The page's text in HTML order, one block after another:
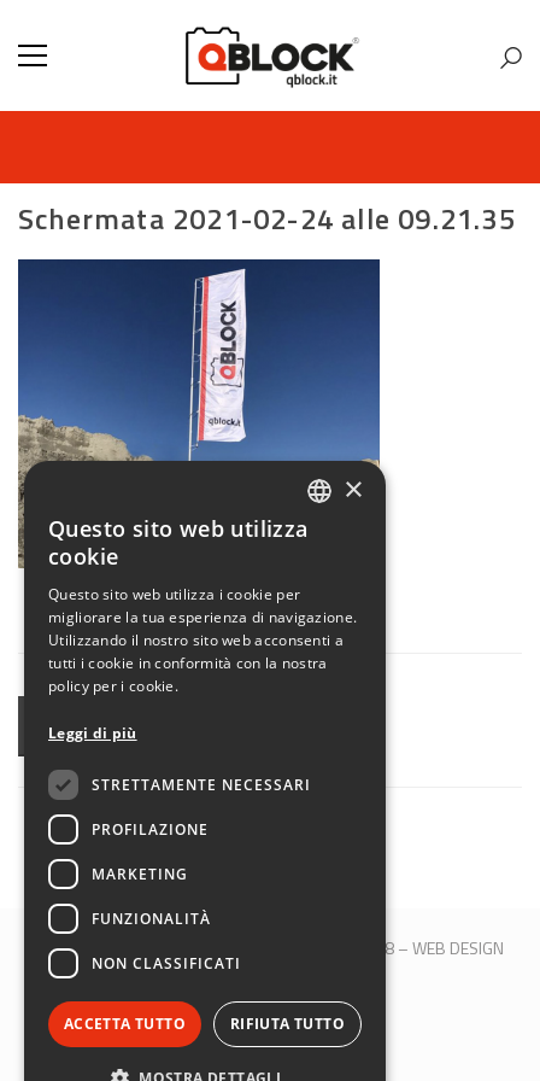
Schermata 2021-02-24 alle 09.21.35
CONDIVIDI
© 2017 QBLOCK® | Bologna | P.IVA 00509121208 –WEB DESIGN
SEGUICI SU:
×
Questo sito web utilizza
cookie
Questo sito web utilizza i cookie per
migliorare la tua esperienza di navigazione.
Utilizzando il nostro sito web acconsenti a
tutti i cookie in conformità con la nostra
policy per i cookie.
Leggi di più
STRETTAMENTE NECESSARI
PROFILAZIONE
MARKETING
FUNZIONALITÀ
NON CLASSIFICATI
ACCETTA TUTTO RIFIUTA TUTTO